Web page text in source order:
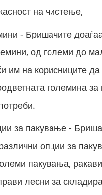
на чистење,
- Бришачите
од големи до
им на корисниците да
големина за
за пакување -
опции за
пакувања,
лесни за